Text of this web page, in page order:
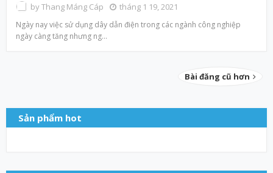
byThang Máng Cáp tháng 1 19, 2021
Ngày nay việc sử dụng dây dẫn điện trong các ngành công nghiệp
ngày càng tăng nhưng ng…
Bài đăng cũ hơn
Sản phẩm hot